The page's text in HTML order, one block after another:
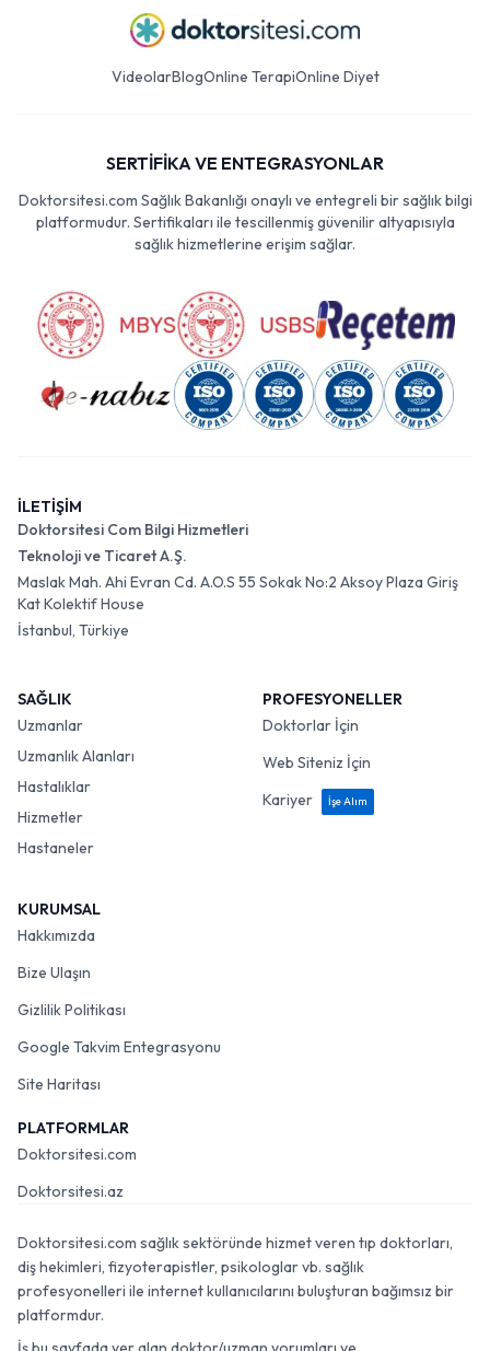
VideolarBlogOnline TerapiOnline Diyet
SERTİFİKA VE ENTEGRASYONLAR
Doktorsitesi.com Sağlık Bakanlığı onaylı ve entegreli bir sağlık bilgi
platformudur. Sertifikaları ile tescillenmiş güvenilir altyapısıyla
sağlık hizmetlerine erişim sağlar.
İLETİŞİM
Doktorsitesi Com Bilgi Hizmetleri
Teknoloji ve Ticaret A.Ş.
Maslak Mah. Ahi Evran Cd. A.O.S 55 Sokak No:2 Aksoy Plaza Giriş
Kat Kolektif House
İstanbul, Türkiye
SAĞLIK
Uzmanlar
Uzmanlık Alanları
Hastalıklar
Hizmetler
Hastaneler
PROFESYONELLER
Doktorlar İçin
Web Siteniz İçin
Kariyer
İşe Alım
KURUMSAL
Hakkımızda
Bize Ulaşın
Gizlilik Politikası
Google Takvim Entegrasyonu
Site Haritası
PLATFORMLAR
Doktorsitesi.com
Doktorsitesi.az
Doktorsitesi.com sağlık sektöründe hizmet veren tıp doktorları,
diş hekimleri, fizyoterapistler, psikologlar vb. sağlık
profesyonelleri ile internet kullanıcılarını buluşturan bağımsız bir
platformdur.